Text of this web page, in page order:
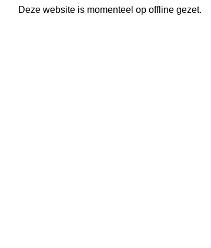
Deze website is momenteel op offline gezet.